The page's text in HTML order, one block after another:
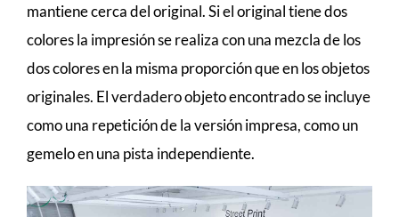
mantiene cerca del original. Si el original tiene dos
colores la impresión se realiza con una mezcla de los
dos colores en la misma proporción que en los objetos
originales. El verdadero objeto encontrado se incluye
como una repetición de la versión impresa, como un
gemelo en una pista independiente.